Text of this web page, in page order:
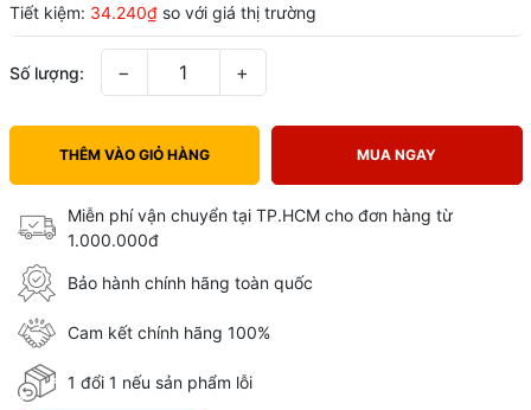
Tiết kiệm: 34.240₫so với giá thị trường
Số lượng: − +
THÊM VÀO GIỎ HÀNG MUA NGAY
Miễn phí vận chuyển tại TP.HCM cho đơn hàng từ
1.000.000đ
Bảo hành chính hãng toàn quốc
Cam kết chính hãng 100%
1 đổi 1 nếu sản phẩm lỗi